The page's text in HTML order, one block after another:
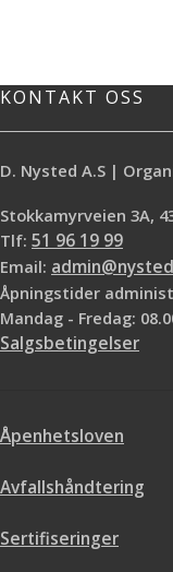
KONTAKT OSS
D. Nysted A.S |
Stokkamyrveien 3A,
Tlf: 51 96 19 99
Email:
Åpningstider
Mandag - Fredag:
Salgsbetingelser
Åpenhetsloven
Avfallshåndtering
Sertifiseringer